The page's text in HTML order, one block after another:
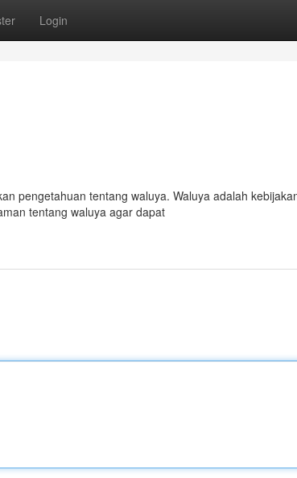
Login
pengetahuan tentang waluya. Waluya adalah
tentang waluya agar dapat